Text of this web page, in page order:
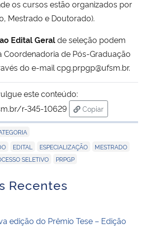
os cursos estão organizados por
Mestrado e Doutorado).
Edital Geralde seleção podem
Coordenadoria de Pós-Graduação
do e-mail cpg.prpgp@ufsm.br.
este conteúdo:
r-345-10629
Copiar
para área de
EDITAL ESPECIALIZAÇÃO MESTRADO
SELETIVO PRPGP
Recentes
edição do Prêmio Tese – Edição